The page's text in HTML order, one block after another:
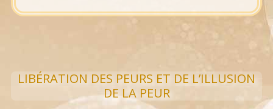
LIBÉRATION DES PEURS ET DE L’ILLUSION
DE LA PEUR